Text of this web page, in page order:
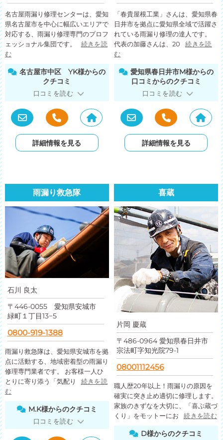
名古屋雨漏り修理センターは、愛知
県名古屋市を中心に幅広いエリアで
対応する、雨漏り修理専門のプロフ
ェッショナル集団です。
続きを読
む
名古屋市中区 YK様からの
クチコミ
口コミを読む
詳細情報を見る
「春貴屋根工業」さんは、愛知県春
日井市を拠点に愛知県全域で活躍さ
れている雨漏り修理の達人です。
代表の加藤さんは、20
続きを読
む
愛知県春日井市M様からの
口コミからのクチコミ
口コミを読む
詳細情報を見る
雨漏り救急隊
石川 良太
〒446-0055 愛知県安城市
緑町１丁目13−5
0800-919-1388
雨漏り救急隊は、愛知県安城市を拠
点に活動する、地域密着型の雨漏り
修理専門業者です。 お客様一人ひ
とりに寄り添う「気配り
続きを読
む
M.K様からのクチコミ
口コミを読む
喜蔵
片岡 慶蔵
〒486-0964 愛知県春日井市
宗法町字知光院79-1
08001112456
職人歴20年以上！雨漏りの原因を
確実に突き止め適切に修理します。
家族のきずなを大切に、「喜ぶ蔵づ
くり」をモットーにお
続きを読む
D様からのクチコミ